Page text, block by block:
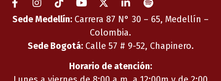
Sede Medellín: Carrera 87 N° 30 – 65, Medellín –
Colombia.
Sede Bogotá:Calle 57 # 9-52, Chapinero.
Horario de atención: